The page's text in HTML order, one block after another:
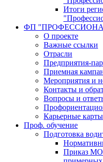
Итоги
ФП
О проекте
Важные ссылки
Отрасли
Предприятия-
Приемная
Мероприятия и
Контакты и
Вопросы и
Карьерные карты
Проф. обучение
Подготовка
Приказ